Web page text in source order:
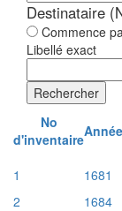
Destinataire
Commence
Libellé exact
Rechercher
No
d'inventaireAnnée
1
1681
2
1684